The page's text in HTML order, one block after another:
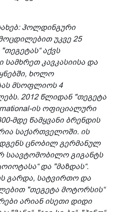
ჰოლდინგური
უკვე 25
აქვს
სამხრეთ კავკასიისა და
ხოლო
მსოფლიოს 4
2012 წლიდან "თეგეტა
ის ოფიციალური
მდე წამყვანი ბრენდის
საქართველოში. ის
ცნობილ გერმანულ
საავტომობილო გიგანტს
და "მაზდას“.
გარდა, სატვირთო და
"თეგეტა მოტორსის“
არიან ისეთი დიდი